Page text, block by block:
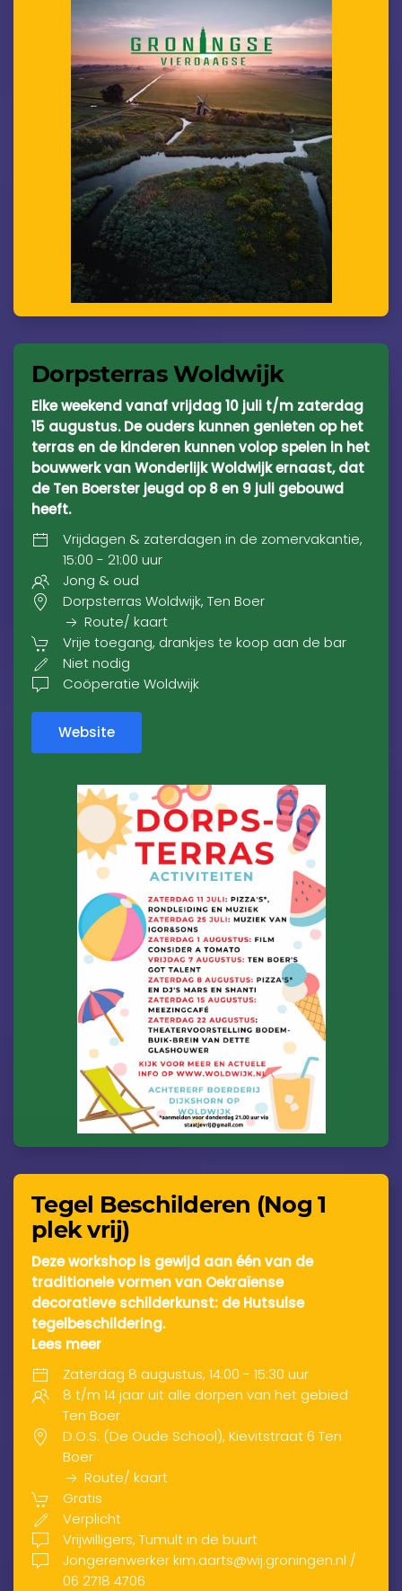
Dorpsterras Woldwijk
Elke weekend vanaf vrijdag 10 juli t/m zaterdag
15 augustus. De ouders kunnen genieten op het
terras en de kinderen kunnen volop spelen in het
bouwwerk van Wonderlijk Woldwijk ernaast, dat
de Ten Boerster jeugd op 8 en 9 juli gebouwd
heeft.
Vrijdagen & zaterdagen in de zomervakantie,
15:00 - 21:00 uur
Jong & oud
Dorpsterras Woldwijk, Ten Boer
Route/ kaart
Vrije toegang, drankjes te koop aan de bar
Niet nodig
Coöperatie Woldwijk
Website
Tegel Beschilderen (Nog 1
plek vrij)
Deze workshop is gewijd aan één van de
traditionele vormen van Oekraïense
decoratieve schilderkunst: de Hutsulse
tegelbeschildering.
Lees meer
Zaterdag 8 augustus, 14:00 - 15:30 uur
8 t/m 14 jaar uit alle dorpen van het gebied
Ten Boer
D.O.S. (De Oude School), Kievitstraat 6 Ten
Boer
Route/ kaart
Gratis
Verplicht
Vrijwilligers, Tumult in de buurt
Jongerenwerker kim.aarts@wij.groningen.nl /
06 2718 4706